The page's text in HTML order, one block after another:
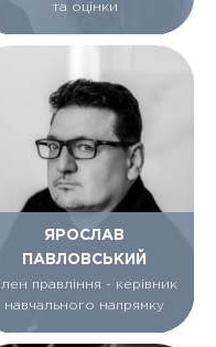
та оцінки
ЯРОСЛАВ
ПАВЛОВСЬКИЙ
правління - керівник
навчального напрямку